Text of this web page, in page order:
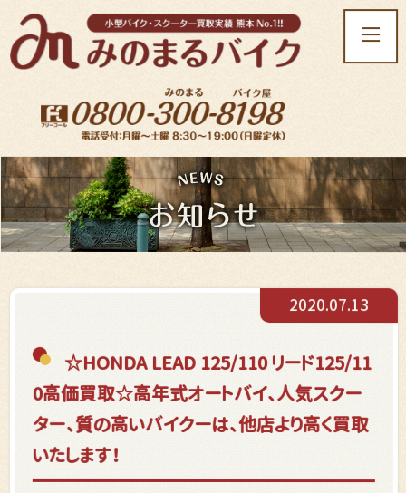
t
o
n
a
v
i
g
t
o
☆HONDA LEAD 125/110 リード125/11
0高価買取☆高年式オートバイ、人気スクー
ター、質の高いバイクーは、他店より高く買取
いたします！
2020.07.13